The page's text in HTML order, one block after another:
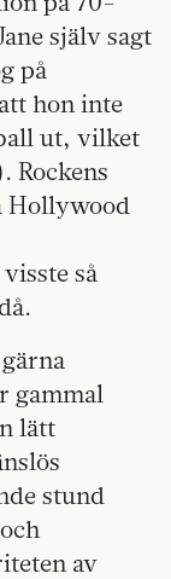
själv sagt
på
hon inte
ut, vilket
Rockens
Hollywood
så
gammal
lätt
stund
av